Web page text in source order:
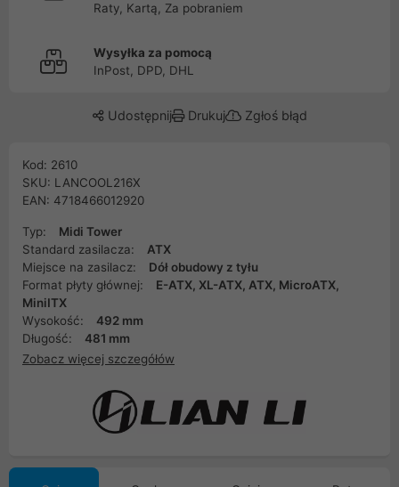
Raty, Kartą, Za pobraniem
Wysyłka za pomocą
InPost, DPD, DHL
Udostępnij Drukuj Zgłoś błąd
Kod: 2610
SKU: LANCOOL216X
EAN: 4718466012920
Typ:
Midi Tower
Standard zasilacza:
ATX
Miejsce na zasilacz:
Dół obudowy z tyłu
Format płyty głównej:
E-ATX, XL-ATX, ATX, MicroATX,
MiniITX
Wysokość:
492 mm
Długość:
481 mm
Zobacz więcej szczegółów